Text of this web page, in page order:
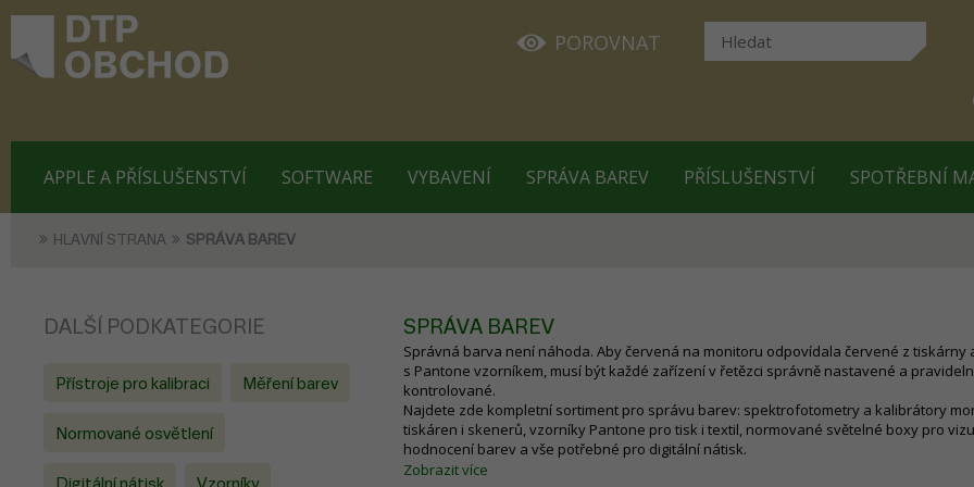
POROVNAT
APPLE A PŘÍSLUŠENSTVÍ SOFTWARE VYBAVENÍ SPRÁVA BAREV PŘÍSLUŠENSTVÍ SPOTŘEBNÍ
HLAVNÍ STRANA SPRÁVA BAREV
SPRÁVA BAREV
Správná barva není náhoda. Aby červená na monitoru odpovídala červené z tiskárny
s Pantone vzorníkem, musí být každé zařízení v řetězci správně nastavené a
kontrolované.
Najdete zde kompletní sortiment pro správu barev: spektrofotometry a kalibrátory
tiskáren i skenerů, vzorníky Pantone pro tisk i textil, normované světelné boxy pro
hodnocení barev a vše potřebné pro digitální nátisk.
Ať pracujete v grafickém studiu, fotografickém ateliéru nebo tiskárně, tato kategorie
Zobrazit více
DALŠÍ PODKATEGORIE
Přístroje pro kalibraci Měření barev
Normované osvětlení